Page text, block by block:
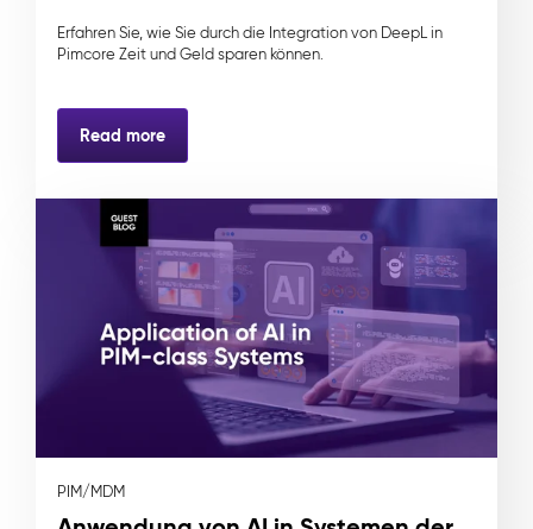
Erfahren Sie, wie Sie durch die Integration von DeepL in
Pimcore Zeit und Geld sparen können.
Read more
PIM/MDM